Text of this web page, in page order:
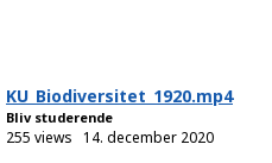
KU_Biodiversitet_1920.mp4
Bliv studerende
255 views 14. december 2020